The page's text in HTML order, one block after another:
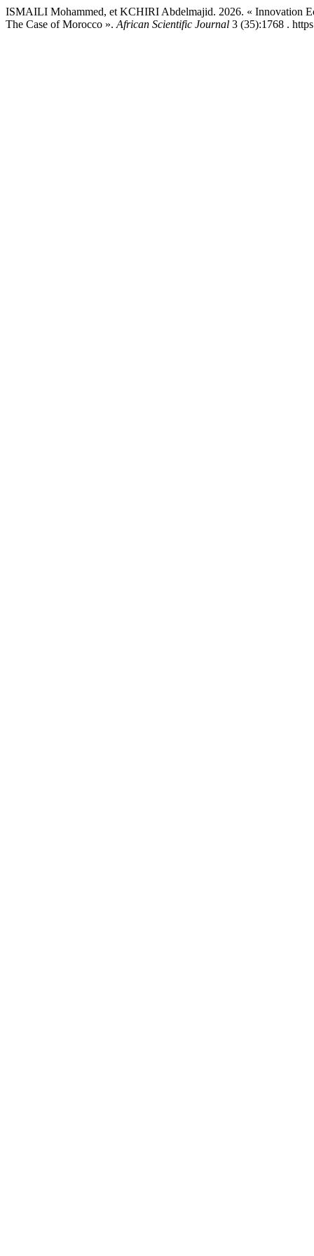
ISMAILI Mohammed, et KCHIRI Abdelmajid. 2026. « Innovation
The Case of Morocco ». African Scientific Journal 3 (35):1768 .